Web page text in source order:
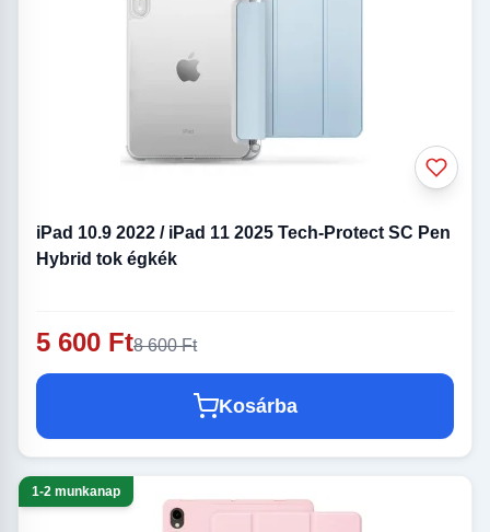
iPad 10.9 2022 / iPad 11 2025 Tech-Protect SC Pen
Hybrid tok égkék
5 600 Ft8 600 Ft
Kosárba
1-2 munkanap